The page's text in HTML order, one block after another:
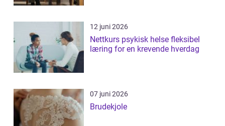
12 juni 2026
Nettkurs psykisk helse fleksibel
læring for en krevende hverdag
07 juni 2026
Brudekjole